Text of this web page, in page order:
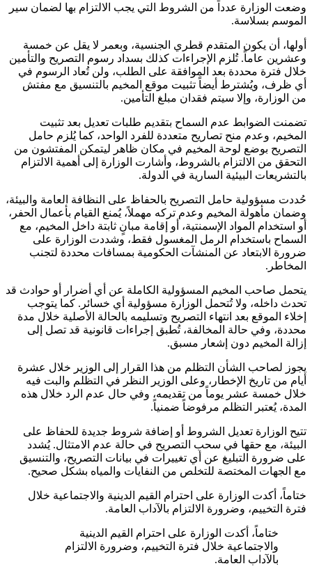
وضعت الوزارة عدداً من الشروط التي يجب الالتزام بها لضمان سير
الموسم بسلاسة.
أولها، أن يكون المتقدم قطري الجنسية، وبعمر لا يقل عن خمسة
وعشرين عاماً. تُلزم الإجراءات كذلك بسداد رسوم التصريح والتأمين
خلال فترة محددة بعد الموافقة على الطلب، ولن تُعاد الرسوم في
أي ظرف، ويُشترط أيضاً تثبيت موقع المخيم بالتنسيق مع مفتش
من الوزارة، وإلا سيتم فقدان مبلغ التأمين.
تضمنت الضوابط عدم السماح بتقديم طلبات تعديل بعد تثبيت
المخيم، وعدم منح تصاريح متعددة للفرد الواحد، كما يُلزم حامل
التصريح بوضع لوحة المخيم في مكان ظاهر ليتمكن المفتشون من
التحقق من الالتزام بالشروط، وأشارت الوزارة إلى أهمية الالتزام
بالتشريعات البيئية السارية في الدولة.
حُددت مسؤولية حامل التصريح بالحفاظ على النظافة العامة والبيئة،
وضمان مأهولة المخيم وعدم تركه مهملاً، يُمنع القيام بأعمال الحفر،
أو استخدام المواد الإسمنتية، أو إقامة مبانٍ ثابتة داخل المخيم، مع
السماح باستخدام الرمل المغسول فقط، وشددت الوزارة على
ضرورة الابتعاد عن المنشآت الحكومية بمسافات محددة لتجنب
المخاطر.
يتحمل صاحب المخيم المسؤولية الكاملة عن أي أضرار أو حوادث قد
تحدث داخله، ولا تُتحمل الوزارة مسؤولية أي خسائر. كما يتوجب
إخلاء الموقع بعد انتهاء التصريح وتسليمه بالحالة الأصلية خلال مدة
محددة، وفي حالة المخالفة، تُطبق إجراءات قانونية قد تصل إلى
إزالة المخيم دون إشعار مسبق.
يجوز لصاحب الشأن التظلم من هذا القرار إلى الوزير خلال عشرة
أيام من تاريخ الإخطار، وعلى الوزير النظر في التظلم والبت فيه
خلال خمسة عشر يوماً من تقديمه، وفي حال عدم الرد خلال هذه
المدة، يُعتبر التظلم مرفوضاً ضمنياً.
تتيح الوزارة تعديل الشروط أو إضافة شروط جديدة للحفاظ على
البيئة، مع حقها في سحب التصريح في حالة عدم الامتثال. يُشدد
على ضرورة التبليغ عن أي تغييرات في بيانات التصريح، والتنسيق
مع الجهات المختصة للتخلص من النفايات والمياه بشكل صحيح.
ختاماً، أكدت الوزارة على احترام القيم الدينية والاجتماعية خلال
فترة التخييم، وضرورة الالتزام بالآداب العامة.
ختاماً، أكدت الوزارة على احترام القيم الدينية
والاجتماعية خلال فترة التخييم، وضرورة الالتزام
بالآداب العامة.